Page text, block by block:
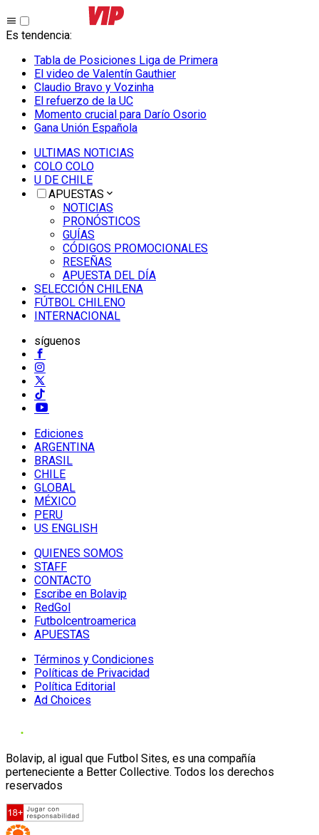
Es tendencia:
Tabla de Posiciones Liga de Primera
El video de Valentín Gauthier
Claudio Bravo y Vozinha
El refuerzo de la UC
Momento crucial para Darío Osorio
Gana Unión Española
ULTIMAS NOTICIAS
COLO COLO
U DE CHILE
APUESTAS
NOTICIAS
PRONÓSTICOS
GUÍAS
CÓDIGOS PROMOCIONALES
RESEÑAS
APUESTA DEL DÍA
SELECCIÓN CHILENA
FÚTBOL CHILENO
INTERNACIONAL
síguenos
Ediciones
ARGENTINA
BRASIL
CHILE
GLOBAL
MÉXICO
PERU
US ENGLISH
QUIENES SOMOS
STAFF
CONTACTO
Escribe en Bolavip
RedGol
Futbolcentroamerica
APUESTAS
Términos y Condiciones
Políticas de Privacidad
Política Editorial
Ad Choices
Bolavip, al igual que Futbol Sites, es una compañía
perteneciente a Better Collective. Todos los derechos
reservados